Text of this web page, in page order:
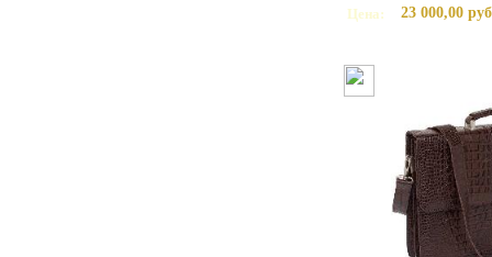
Цена:
23 000,00